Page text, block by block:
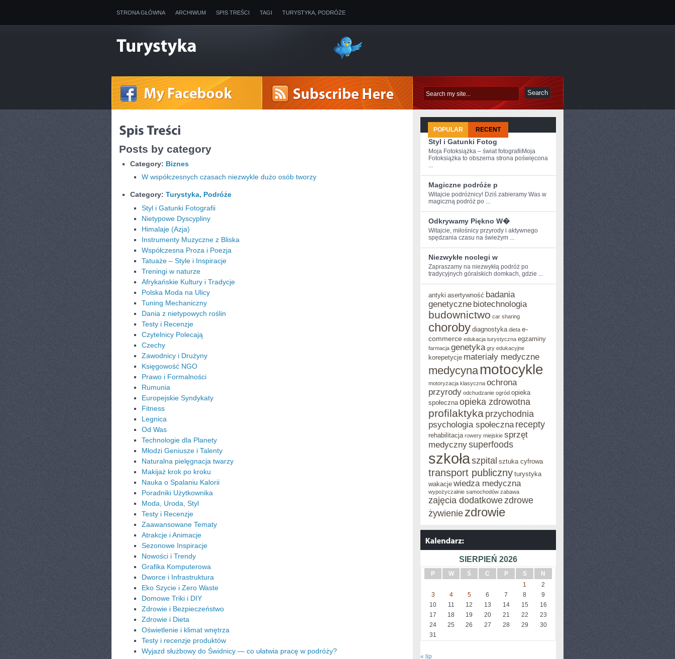
STRONA GŁÓWNA ARCHIWUM SPIS TREŚCI TAGI TURYSTYKA, PODRÓŻE
Posts by category
Category: Biznes
W współczesnych czasach niezwykle dużo osób tworzy
Category:Turystyka, Podróże
Styl i Gatunki Fotografii
Nietypowe Dyscypliny
Himalaje (Azja)
Instrumenty Muzyczne z Bliska
Współczesna Proza i Poezja
Tatuaże – Style i Inspiracje
Treningi w naturze
Afrykańskie Kultury i Tradycje
Polska Moda na Ulicy
Tuning Mechaniczny
Dania z nietypowych roślin
Testy i Recenzje
Czytelnicy Polecają
Czechy
Zawodnicy i Drużyny
Księgowość NGO
Prawo i Formalności
Rumunia
Europejskie Syndykaty
Fitness
Legnica
Od Was
Technologie dla Planety
Młodzi Geniusze i Talenty
Naturalna pielęgnacja twarzy
Makijaż krok po kroku
Nauka o Spalaniu Kalorii
Poradniki Użytkownika
Moda, Uroda, Styl
Testy i Recenzje
Zaawansowane Tematy
Atrakcje i Animacje
Sezonowe Inspiracje
Nowości i Trendy
Grafika Komputerowa
Dworce i Infrastruktura
Eko Szycie i Zero Waste
Domowe Triki i DIY
Zdrowie i Bezpieczeństwo
Zdrowie i Dieta
Oświetlenie i klimat wnętrza
Testy i recenzje produktów
Wyjazd służbowy do Świdnicy — co ułatwia pracę w podróży?
POPULAR RECENT
Styl i Gatunki Fotog
Moja Fotoksiążka – świat fotografiiMoja
Fotoksiążka to obszerna strona poświęcona
...
Magiczne podróże p
Witajcie podróżnicy! Dziś zabieramy Was w
magiczną podróż po ...
Odkrywamy Piękno W�
Witajcie, miłośnicy przyrody i ​aktywnego
⁣spędzania czasu na świeżym​ ...
Niezwykłe noclegi w
Zapraszamy na‍ niezwykłą podróż po
tradycyjnych⁤ góralskich domkach,⁤ gdzie ...
antyki asertywność badania
genetyczne biotechnologia
budownictwo car sharing
choroby diagnostyka dieta e-
commerce edukacja turystyczna egzaminy
farmacja genetyka gry edukacyjne
korepetycje materiały medyczne
medycyna motocykle
motoryzacja klasyczna ochrona
przyrody odchudzanie ogród opieka
społeczna opieka zdrowotna
profilaktyka przychodnia
psychologia społeczna recepty
rehabilitacja rowery miejskie sprzęt
medycznysuperfoods
szkołaszpital sztuka cyfrowa
transport publiczny turystyka
wakacje wiedza medyczna
wypożyczalnie samochodów zabawa
zajęcia dodatkowezdrowe
żywienie zdrowie
SIERPIEŃ 2026
P W Ś C P S
N
1
2
3
4 5 6 7 8
9
10
11 12 13 14 15
16
17
18 19 20 21 22
23
24
25 26 27 28 29
30
31
« lip